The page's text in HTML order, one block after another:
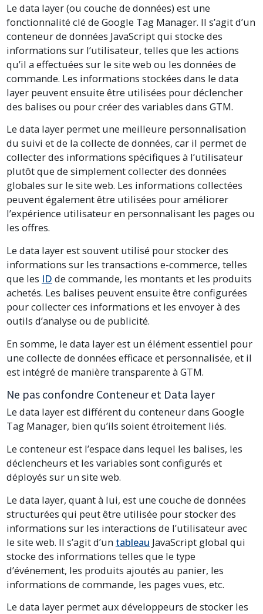
Le data layer (ou couche de données) est une
fonctionnalité clé de Google Tag Manager. Il s’agit d’un
conteneur de données JavaScript qui stocke des
informations sur l’utilisateur, telles que les actions
qu’il a effectuées sur le site web ou les données de
commande. Les informations stockées dans le data
layer peuvent ensuite être utilisées pour déclencher
des balises ou pour créer des variables dans GTM.
Le data layer permet une meilleure personnalisation
du suivi et de la collecte de données, car il permet de
collecter des informations spécifiques à l’utilisateur
plutôt que de simplement collecter des données
globales sur le site web. Les informations collectées
peuvent également être utilisées pour améliorer
l’expérience utilisateur en personnalisant les pages ou
les offres.
Le data layer est souvent utilisé pour stocker des
informations sur les transactions e-commerce, telles
que les ID de commande, les montants et les produits
achetés. Les balises peuvent ensuite être configurées
pour collecter ces informations et les envoyer à des
outils d’analyse ou de publicité.
En somme, le data layer est un élément essentiel pour
une collecte de données efficace et personnalisée, et il
est intégré de manière transparente à GTM.
Ne pas confondre Conteneur et Data layer
Le data layer est différent du conteneur dans Google
Tag Manager, bien qu’ils soient étroitement liés.
Le conteneur est l’espace dans lequel les balises, les
déclencheurs et les variables sont configurés et
déployés sur un site web.
Le data layer, quant à lui, est une couche de données
structurées qui peut être utilisée pour stocker des
informations sur les interactions de l’utilisateur avec
le site web. Il s’agit d’un tableau JavaScript global qui
stocke des informations telles que le type
d’événement, les produits ajoutés au panier, les
informations de commande, les pages vues, etc.
Le data layer permet aux développeurs de stocker les